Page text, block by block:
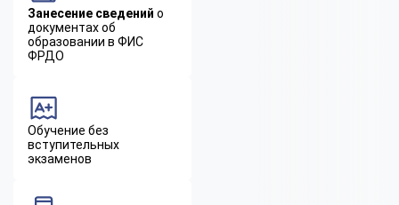
Занесение сведений о
документах об
образовании в ФИС
ФРДО
Обучение без
вступительных
экзаменов